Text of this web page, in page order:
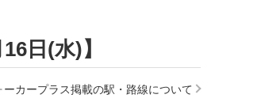
日(水)】
ーカープラス掲載の駅・路線について